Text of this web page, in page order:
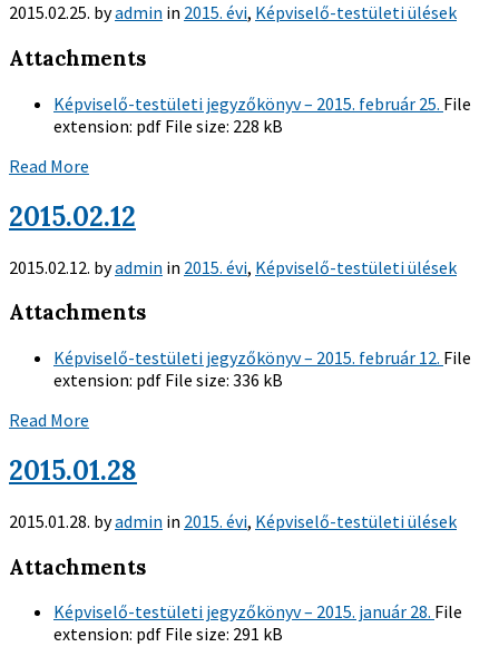
2015.02.25. byadmin in 2015. évi, Képviselő-testületi ülések
Attachments
Képviselő-testületi jegyzőkönyv – 2015. február 25. File
extension: pdf File size: 228 kB
Read More
2015.02.12
2015.02.12. byadmin in 2015. évi, Képviselő-testületi ülések
Attachments
Képviselő-testületi jegyzőkönyv – 2015. február 12. File
extension: pdf File size: 336 kB
Read More
2015.01.28
2015.01.28. byadmin in 2015. évi, Képviselő-testületi ülések
Attachments
Képviselő-testületi jegyzőkönyv – 2015. január 28. File
extension: pdf File size: 291 kB